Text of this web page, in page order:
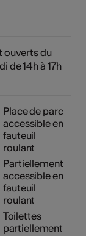
ouverts du
de 14h à 17h
Place de parc
accessible en
fauteuil
roulant
Partiellement
accessible en
fauteuil
roulant
Toilettes
partiellement